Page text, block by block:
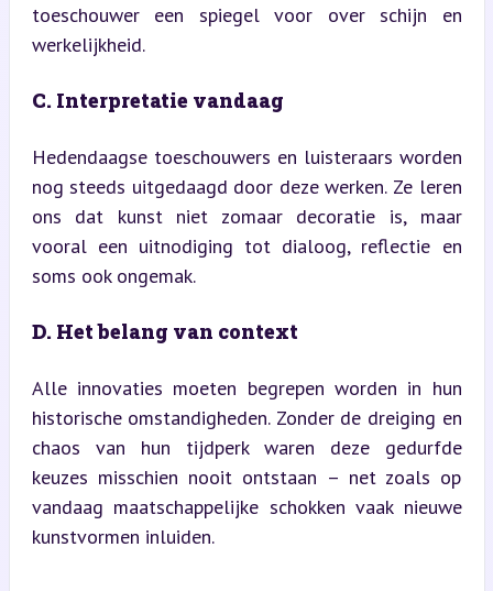
toeschouwer een spiegel voor over schijn en
werkelijkheid.
C. Interpretatie vandaag
Hedendaagse toeschouwers en luisteraars worden
nog steeds uitgedaagd door deze werken. Ze leren
ons dat kunst niet zomaar decoratie is, maar
vooral een uitnodiging tot dialoog, reflectie en
soms ook ongemak.
D. Het belang van context
Alle innovaties moeten begrepen worden in hun
historische omstandigheden. Zonder de dreiging en
chaos van hun tijdperk waren deze gedurfde
keuzes misschien nooit ontstaan – net zoals op
vandaag maatschappelijke schokken vaak nieuwe
kunstvormen inluiden.